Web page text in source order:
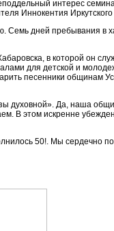
интерес
Иннокентия
Семь дней пребывания в
в которой он
для детской и
песенники общинам
духовной». Да, наша
В этом искренне
50!. Мы сердечно